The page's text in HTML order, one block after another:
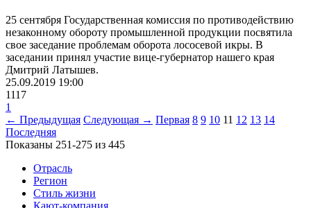
25 сентября Государственная комиссия по противодействию
незаконному обороту промышленной продукции посвятила
свое заседание проблемам оборота лососевой икры. В
заседании принял участие вице-губернатор нашего края
Дмитрий Латышев.
25.09.2019 19:00
1117
1
← Предыдущая Следующая → Первая 8 9 10 11 12 13 14
Последняя
Показаны 251-275 из 445
Отрасль
Регион
Стиль жизни
Кают-компания